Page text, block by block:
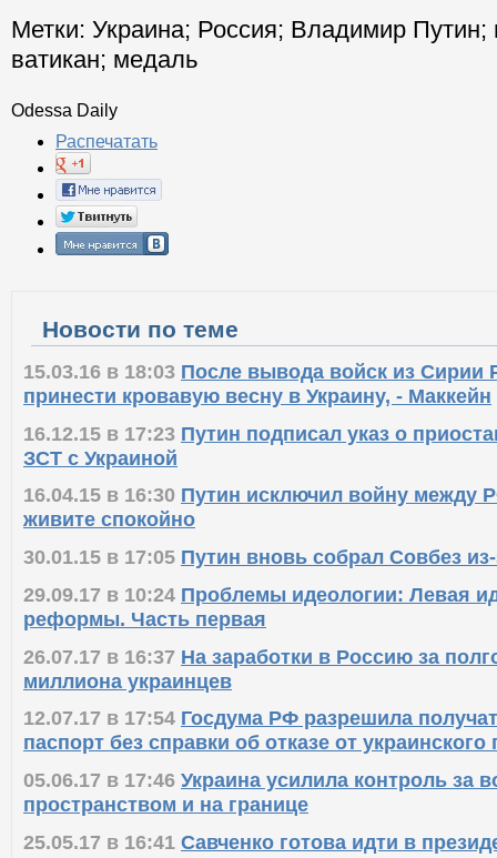
Метки: Украина; Россия; Владимир Путин;
ватикан; медаль
Odessa Daily
Распечатать
Новости по теме
15.03.16 в 18:03 После вывода войск из Сирии
принести кровавую весну в Украину, - Маккейн
16.12.15 в 17:23 Путин подписал указ о
ЗСТ с Украиной
16.04.15 в 16:30 Путин исключил войну между
живите спокойно
30.01.15 в 17:05 Путин вновь собрал Совбез
29.09.17 в 10:24 Проблемы идеологии: Левая
реформы. Часть первая
26.07.17 в 16:37 На заработки в Россию за
миллиона украинцев
12.07.17 в 17:54 Госдума РФ разрешила
паспорт без справки об отказе от украинского
05.06.17 в 17:46 Украина усилила контроль за
пространством и на границе
25.05.17 в 16:41 Савченко готова идти в